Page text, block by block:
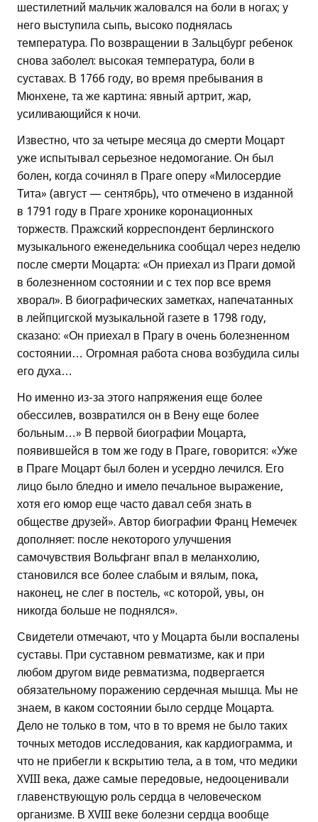
шестилетний мальчик жаловался на боли в ногах; у
него выступила сыпь, высоко поднялась
температура. По возвращении в Зальцбург ребенок
снова заболел: высокая температура, боли в
суставах. В 1766 году, во время пребывания в
Мюнхене, та же картина: явный артрит, жар,
усиливающийся к ночи.
Известно, что за четыре месяца до смерти Моцарт
уже испытывал серьезное недомогание. Он был
болен, когда сочинял в Праге оперу «Милосердие
Тита» (август — сентябрь), что отмечено в изданной
в 1791 году в Праге хронике коронационных
торжеств. Пражский корреспондент берлинского
музыкального еженедельника сообщал через неделю
после смерти Моцарта: «Он приехал из Праги домой
в болезненном состоянии и с тех пор все время
хворал». В биографических заметках, напечатанных
в лейпцигской музыкальной газете в 1798 году,
сказано: «Он приехал в Прагу в очень болезненном
состоянии… Огромная работа снова возбудила силы
его духа…
Но именно из-за этого напряжения еще более
обессилев, возвратился он в Вену еще более
больным…» В первой биографии Моцарта,
появившейся в том же году в Праге, говорится: «Уже
в Праге Моцарт был болен и усердно лечился. Его
лицо было бледно и имело печальное выражение,
хотя его юмор еще часто давал себя знать в
обществе друзей». Автор биографии Франц Немечек
дополняет: после некоторого улучшения
самочувствия Вольфганг впал в меланхолию,
становился все более слабым и вялым, пока,
наконец, не слег в постель, «с которой, увы, он
никогда больше не поднялся».
Свидетели отмечают, что у Моцарта были воспалены
суставы. При суставном ревматизме, как и при
любом другом виде ревматизма, подвергается
обязательному поражению сердечная мышца. Мы не
знаем, в каком состоянии было сердце Моцарта.
Дело не только в том, что в то время не было таких
точных методов исследования, как кардиограмма, и
что не прибегли к вскрытию тела, а в том, что медики
XVIII века, даже самые передовые, недооценивали
главенствующую роль сердца в человеческом
организме. В XVIII веке болезни сердца вообще